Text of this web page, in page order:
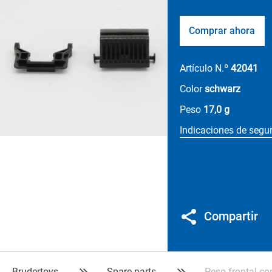
Comprar ahora
Artículo N.º 42041
Colorschwarz
Peso 17,0 g
Indicaciones de
Compartir